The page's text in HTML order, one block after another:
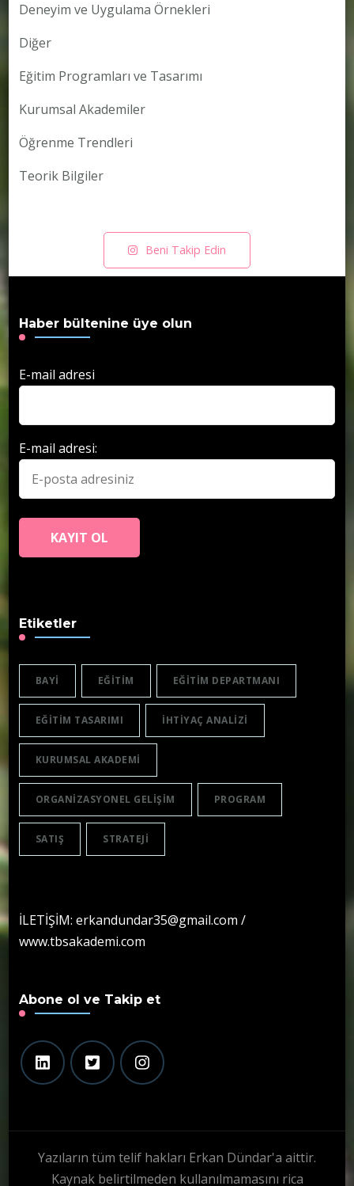
Deneyim ve Uygulama Örnekleri
Diğer
Eğitim Programları ve Tasarımı
Kurumsal Akademiler
Öğrenme Trendleri
Teorik Bilgiler
Beni Takip Edin
Haber bültenine üye olun
E-mail adresi
E-mail adresi:
Etiketler
BAYI EĞITIM EĞITIM DEPARTMANI
EĞITIM TASARIMI IHTIYAÇ ANALIZI
KURUMSAL AKADEMI
ORGANIZASYONEL GELIŞIM PROGRAM
SATIŞ STRATEJI
İLETİŞİM: erkandundar35@gmail.com /
www.tbsakademi.com
Abone ol ve Takip et
Yazıların tüm telif hakları Erkan Dündar'a aittir.
Kaynak belirtilmeden kullanılmamasını rica